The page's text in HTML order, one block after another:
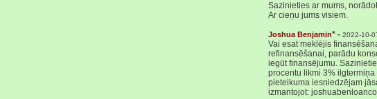
Sazinieties ar mums,
Ar cieņu jums visiem.
Joshua Benjamin* - 2022-10-
Vai esat meklējis
refinansēšanai, parādu
iegūt finansējumu.
procentu likmi 3%
pieteikuma iesniedzējam
izmantojot: